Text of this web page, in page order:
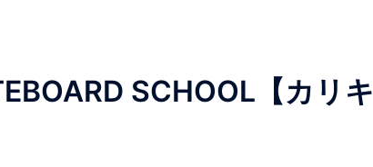
SCHOOL【カリキ